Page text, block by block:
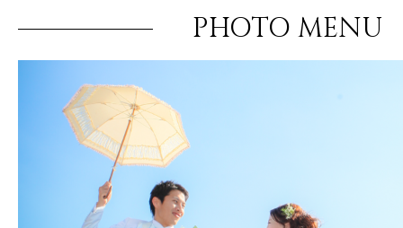
PHOTO MENU